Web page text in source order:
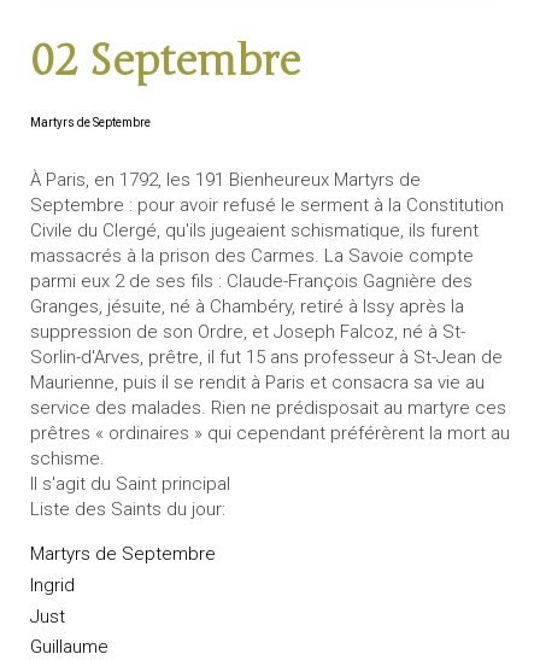
02 Septembre
Martyrs de Septembre
À Paris, en 1792, les 191 Bienheureux Martyrs de
Septembre : pour avoir refusé le serment à la Constitution
Civile du Clergé, qu'ils jugeaient schismatique, ils furent
massacrés à la prison des Carmes. La Savoie compte
parmi eux 2 de ses fils : Claude-François Gagnière des
Granges, jésuite, né à Chambéry, retiré à Issy après la
suppression de son Ordre, et Joseph Falcoz, né à St-
Sorlin-d'Arves, prêtre, il fut 15 ans professeur à St-Jean de
Maurienne, puis il se rendit à Paris et consacra sa vie au
service des malades. Rien ne prédisposait au martyre ces
prêtres « ordinaires » qui cependant préférèrent la mort au
schisme.
Il s'agit du Saint principal
Liste des Saints du jour:
Martyrs de Septembre
Ingrid
Just
Guillaume